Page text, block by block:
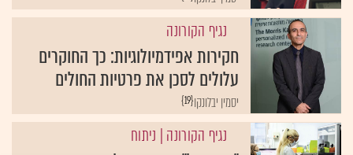
נגיף הקורונה
חקירות אפידמיולוגיות: כך החוקרים
עלולים לסכן את פרטיות החולים
{19}יסמין יבלונקו
נגיף הקורונה | ניתוח